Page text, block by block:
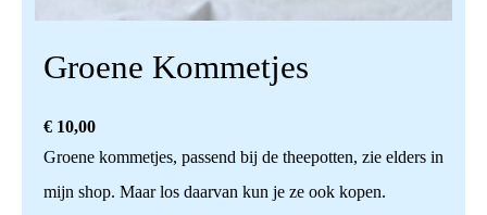
Groene Kommetjes
€ 10,00
Groene kommetjes, passend bij de theepotten, zie elders in
mijn shop. Maar los daarvan kun je ze ook kopen.